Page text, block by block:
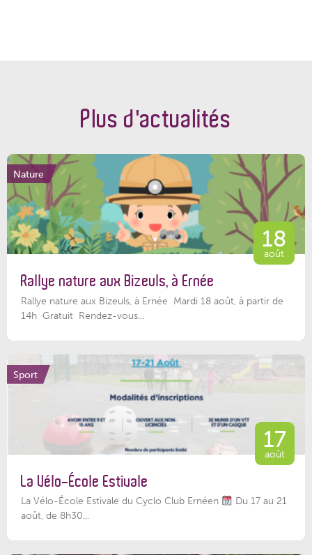
Plus d'actualités
Nature
18
août
Rallye nature aux Bizeuls, à Ernée
Rallye nature aux Bizeuls, à Ernée Mardi 18 août, à partir de
14h Gratuit Rendez-vous...
Sport
17
août
La Vélo-École Estivale
La Vélo-École Estivale du Cyclo Club Ernéen
Du 17 au 21
août, de 8h30...